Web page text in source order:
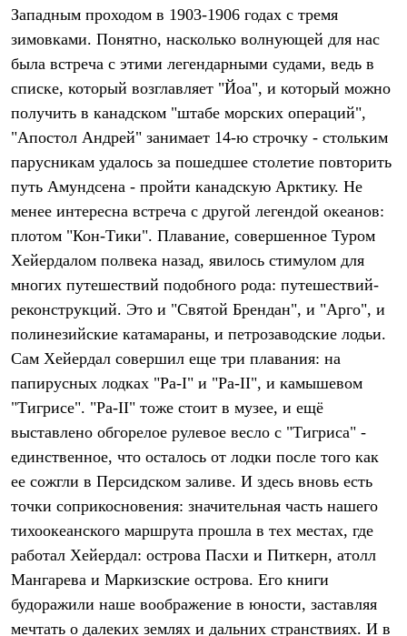
Чуни
Уход за обувью
Головные уборы
Шапки
Кепки и бейсболки
Повязки
Шарфы
Панамы
Перчатки и рукавицы
Перчатки
Носки
Полезные аксессуары
Ремни
Шевроны
Опушки
Уход за одеждой
В Арктику
Коллекции
PEAK
ЗА ПОЛЯРНЫМ КРУГОМ
BASK kids
CITY
BASK juno
ИДЁМ В ПОХОД
Дневник капитана
Каталог дилеров
Компания
Баск сегодня
История
Отцы основатели
Западным проходом в 1903-1906 годах с тремя
зимовками. Понятно, насколько волнующей для нас
была встреча с этими легендарными судами, ведь в
списке, который возглавляет "Йоа", и который можно
получить в канадском "штабе морских операций",
"Апостол Андрей" занимает 14-ю строчку - стольким
парусникам удалось за пошедшее столетие повторить
путь Амундсена - пройти канадскую Арктику. Не
менее интересна встреча с другой легендой океанов:
плотом "Кон-Тики". Плавание, совершенное Туром
Хейердалом полвека назад, явилось стимулом для
многих путешествий подобного рода: путешествий-
реконструкций. Это и "Святой Брендан", и "Арго", и
полинезийские катамараны, и петрозаводские лодьи.
Сам Хейердал совершил еще три плавания: на
папирусных лодках "Ра-I" и "Ра-II", и камышевом
"Тигрисе". "Ра-II" тоже стоит в музее, и ещё
выставлено обгорелое рулевое весло с "Тигриса" -
единственное, что осталось от лодки после того как
ее сожгли в Персидском заливе. И здесь вновь есть
точки соприкосновения: значительная часть нашего
тихоокеанского маршрута прошла в тех местах, где
работал Хейердал: острова Пасхи и Питкерн, атолл
Мангарева и Маркизские острова. Его книги
будоражили наше воображение в юности, заставляя
мечтать о далеких землях и дальних странствиях. И в